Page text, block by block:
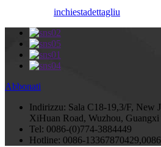
inchiestadettagliu
Abbonati
Indirizzu: Sala C18-19,3/F, New
XiHuan Road, Wuzhou,
Tel: 0086-(0)774-3884449
Hotline: 0086-